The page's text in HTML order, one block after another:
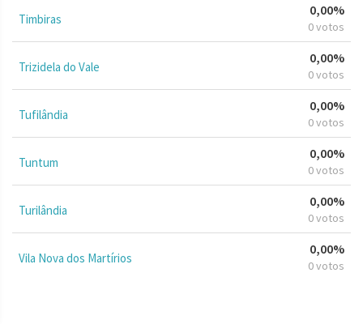
Timbiras
0,00%
0 votos
Trizidela do Vale
0,00%
0 votos
Tufilândia
0,00%
0 votos
Tuntum
0,00%
0 votos
Turilândia
0,00%
0 votos
Vila Nova dos Martírios
0,00%
0 votos